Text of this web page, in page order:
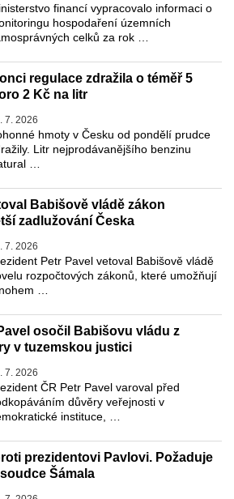
financí vypracovalo informaci o
hospodaření územních
celků za rok …
regulace zdražila o téměř 5
2 Kč na litr
7. 2026
hmoty v Česku od pondělí prudce
Litr nejprodávanějšího benzinu
…
Babišově vládě zákon
zadlužování Česka
7. 2026
Petr Pavel vetoval Babišově vládě
rozpočtových zákonů, které umožňují
…
osočil Babišovu vládu z
v tuzemskou justici
7. 2026
ČR Petr Pavel varoval před
důvěry veřejnosti v
instituce, …
prezidentovi Pavlovi. Požaduje
Šámala